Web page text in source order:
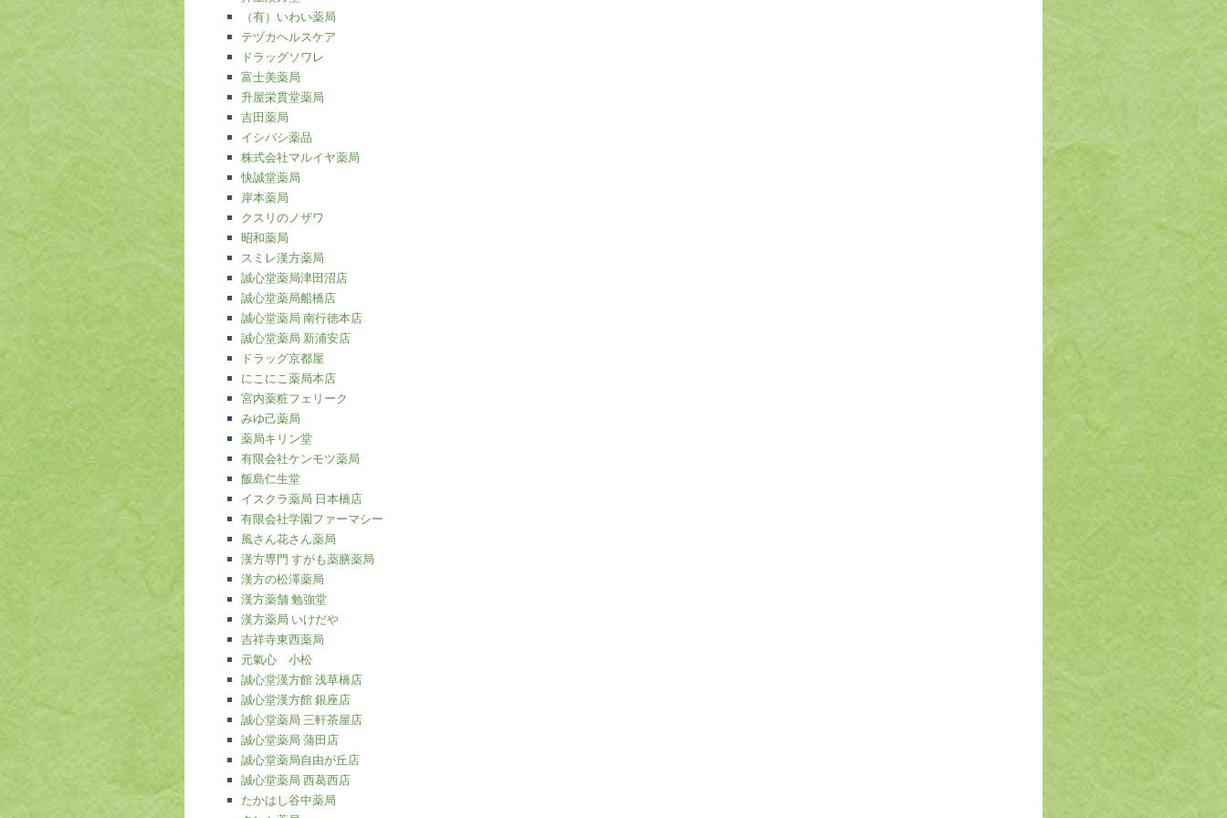
（有）いわい薬局
テヅカヘルスケア
ドラッグソワレ
富士美薬局
升屋栄貫堂薬局
吉田薬局
イシバシ薬品
株式会社マルイヤ薬局
快誠堂薬局
岸本薬局
クスリのノザワ
昭和薬局
スミレ漢方薬局
誠心堂薬局津田沼店
誠心堂薬局船橋店
誠心堂薬局 南行徳本店
誠心堂薬局 新浦安店
ドラッグ京都屋
にこにこ薬局本店
宮内薬粧フェリーク
みゆ己薬局
薬局キリン堂
有限会社ケンモツ薬局
飯島仁生堂
イスクラ薬局 日本橋店
有限会社学園ファーマシー
風さん花さん薬局
漢方専門 すがも薬膳薬局
漢方の松澤薬局
漢方薬舗 勉強堂
漢方薬局 いけだや
吉祥寺東西薬局
元氣心 小松
誠心堂漢方館 浅草橋店
誠心堂漢方館 銀座店
誠心堂薬局 三軒茶屋店
誠心堂薬局 蒲田店
誠心堂薬局自由が丘店
誠心堂薬局 西葛西店
たかはし谷中薬局